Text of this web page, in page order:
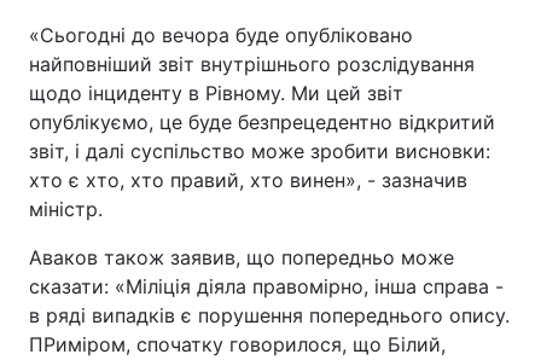
«Сьогодні до вечора буде опубліковано
найповніший звіт внутрішнього розслідування
щодо інциденту в Рівному. Ми цей звіт
опублікуємо, це буде безпрецедентно відкритий
звіт, і далі суспільство може зробити висновки:
хто є хто, хто правий, хто винен», - зазначив
міністр.
Аваков також заявив, що попередньо може
сказати: «Міліція діяла правомірно, інша справа -
в ряді випадків є порушення попереднього опису.
ПРиміром, спочатку говорилося, що Білий,